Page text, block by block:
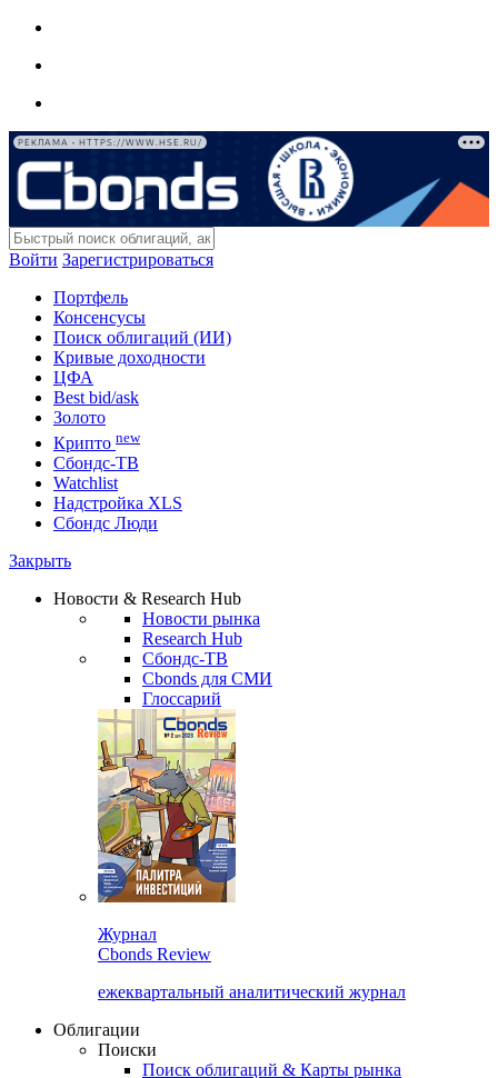
РЕКЛАМА • HTTPS://WWW.HSE.RU/
Войти Зарегистрироваться
Портфель
Консенсусы
Поиск облигаций (ИИ)
Кривые доходности
ЦФА
Best bid/ask
Золото
Крипто new
Сбондс-ТВ
Watchlist
Надстройка XLS
Сбондс Люди
Закрыть
Новости & Research Hub
Новости рынка
Research Hub
Сбондс-ТВ
Cbonds для СМИ
Глоссарий
Журнал
Cbonds Review
ежеквартальный аналитический журнал
Облигации
Поиски
Поиск облигаций & Карты рынка